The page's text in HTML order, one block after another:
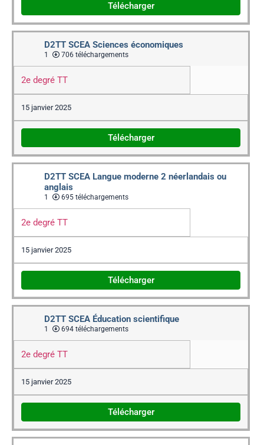
Télécharger
D2TT SCEA Sciences économiques
1 706 téléchargements
2e degré TT
15 janvier 2025
Télécharger
D2TT SCEA Langue moderne 2 néerlandais ou
anglais
1 695 téléchargements
2e degré TT
15 janvier 2025
Télécharger
D2TT SCEA Éducation scientifique
1 694 téléchargements
2e degré TT
15 janvier 2025
Télécharger